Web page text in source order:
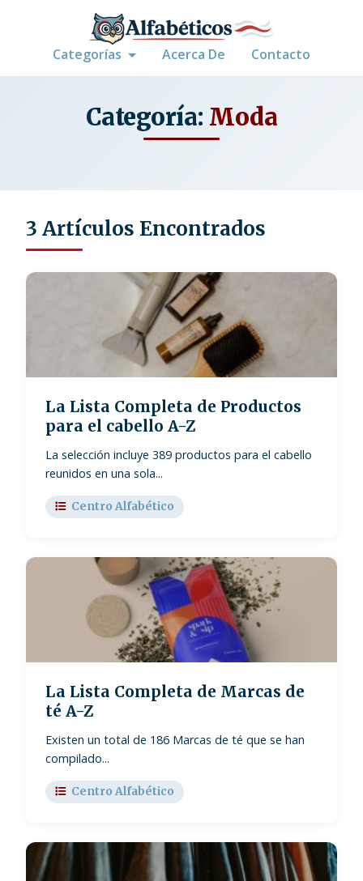
Categorías Acerca De Contacto
Categoría: Moda
3 Artículos Encontrados
La Lista Completa de Productos
para el cabello A-Z
La selección incluye 389 productos para el cabello
reunidos en una sola...
Centro Alfabético
La Lista Completa de Marcas de
té A-Z
Existen un total de 186 Marcas de té que se han
compilado...
Centro Alfabético